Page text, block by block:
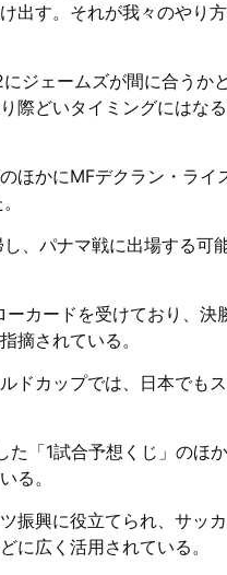
出す。それが我々のやり
ジェームズが間に合うか
際どいタイミングにはな
ほかにMFデクラン・ライ
、パナマ戦に出場する可
カードを受けており、
摘されている。
ドカップでは、日本でも
た「1試合予想くじ」のほ
る。
振興に役立てられ、サッ
に広く活用されている。